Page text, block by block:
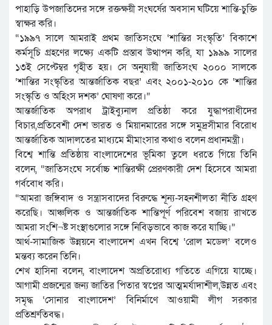
পাহাড়ি উপজাতিদের সঙ্গে রক্তক্ষয়ী সংঘর্ষের অবসান ঘটিয়ে শান্তি-চুক্তি
স্বাক্ষর করি।
“১৯৯৭ সালে আমরাই প্রথম জাতিসংঘে ‘শান্তির সংস্কৃতি’ বিকাশে
কর্মসূচি গ্রহণের লক্ষ্যে একটি প্রস্তাব উত্থাপন করি, যা ১৯৯৯ সালের
১৩ই সেপ্টেম্বর গৃহীত হয়। সে অনুযায়ী জাতিসংঘ ২০০০ সালকে
‘শান্তির সংস্কৃতির আন্তর্জাতিক বছর’ এবং ২০০১-২০১০ কে ‘শান্তির
সংস্কৃতি ও অহিংস দশক’ ঘোষণা করে।”
আন্তর্জাতিক অপরাধ ট্রাইব্যুনাল প্রতিষ্ঠা করে যুদ্ধাপরাধীদের
বিচার,প্রতিবেশী দেশ ভারত ও মিয়ানমারের সঙ্গে সমুদ্রসীমার বিরোধ
আন্তর্জাতিক আদালতের মাধ্যমে মীমাংসার কথাও বলেন প্রধানমন্ত্রী।
বিশ্বে শান্তি প্রতিষ্ঠায় বাংলাদেশের ভূমিকা তুলে ধরতে গিয়ে তিনি
বলেন, “জাতিসংঘে সর্বোচ্চ শান্তিরক্ষী প্রেরণকারী দেশ হিসেবে আমরা
গর্ববোধ করি।
“আমরা জঙ্গিবাদ ও সন্ত্রাসবাদের বিরুদ্ধে শূন্য-সহনশীলতা নীতি গ্রহণ
করেছি। আঞ্চলিক ও আন্তর্জাতিক শান্তিপূর্ণ পরিবেশ বজায় রাখতে
আমরা সংশি¬ষ্ট সংস্থাগুলোর সঙ্গে নিবিড়ভাবে কাজ করে যাচ্ছি।”
আর্থ-সামাজিক উন্নয়নে বাংলাদেশ এখন বিশ্বে ‘রোল মডেল’ বলেও
মন্তব্য করেন তিনি।
শেখ হাসিনা বলেন, বাংলাদেশ অপ্রতিরোধ্য গতিতে এগিয়ে যাচ্ছে।
আগামী প্রজন্মের জন্য জাতির পিতার স্বপ্নের আত্মমর্যাদাশীল,উন্নত এবং
সমৃদ্ধ ‘সোনার বাংলাদেশ’ বিনির্মাণে আওয়ামী লীগ সরকার
প্রতিশ্রুতিবদ্ধ।